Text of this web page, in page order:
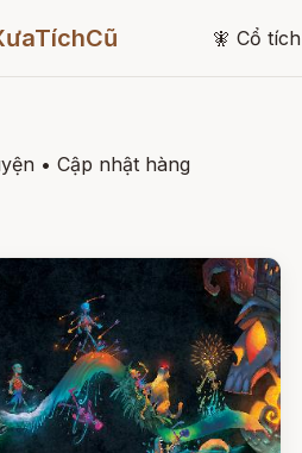
🧚 Cổ tích
• Cập nhật hàng